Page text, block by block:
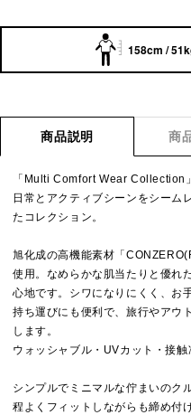
158cm /
商品説明 商
「Multi Comfort Wear Collection」
日常とアクティブシーンをシーム
たコレクション。
旭化成の高機能素材「
使用。なめらかな肌当たりと優れ
心地です。シワになりにくく、お
持ち運びにも便利で、旅行やアウ
します。
ウォッシャブル・UVカット・接触
シンプルでミニマルな佇まいのク
程よくフィットしながらも締め付